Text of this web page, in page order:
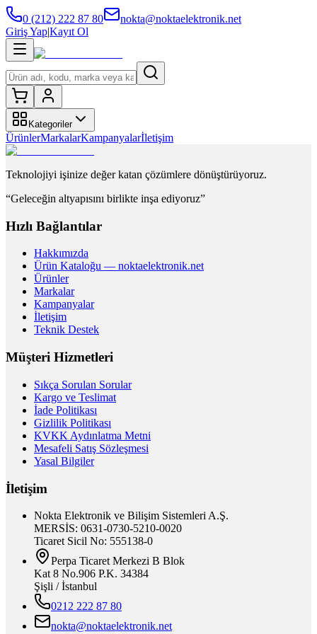
0 (212) 222 87 80
nokta@noktaelektronik.net
Giriş Yap|Kayıt Ol
Kategoriler
ÜrünlerMarkalarKampanyalarİletişim
Teknolojiyi işinize değer katan çözümlere dönüştürüyoruz.
“Geleceğin altyapısını birlikte inşa ediyoruz”
Hızlı Bağlantılar
Hakkımızda
Ürün Kataloğu — noktaelektronik.net
Ürünler
Markalar
Kampanyalar
İletişim
Teknik Destek
Müşteri Hizmetleri
Sıkça Sorulan Sorular
Kargo ve Teslimat
İade Politikası
Gizlilik Politikası
KVKK Aydınlatma Metni
Mesafeli Satış Sözleşmesi
Yasal Bilgiler
İletişim
Nokta Elektronik ve Bilişim Sistemleri A.Ş.
MERSİS: 0631-0730-5210-0020
Ticaret Sicil No: 555138-0
Perpa Ticaret Merkezi B Blok
Kat 8 No.906 P.K. 34384
Şişli / İstanbul
0212 222 87 80
nokta@noktaelektronik.net